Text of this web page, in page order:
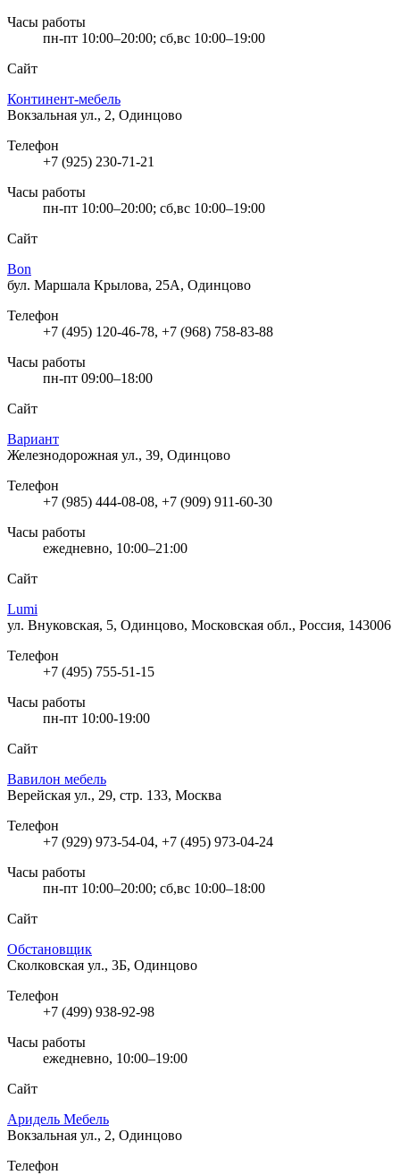
Часы работы
пн-пт 10:00–20:00; сб,вс 10:00–19:00
Сайт
Континент-мебель
Вокзальная ул., 2, Одинцово
Телефон
+7 (925) 230-71-21
Часы работы
пн-пт 10:00–20:00; сб,вс 10:00–19:00
Сайт
Bon
бул. Маршала Крылова, 25А, Одинцово
Телефон
+7 (495) 120-46-78, +7 (968) 758-83-88
Часы работы
пн-пт 09:00–18:00
Сайт
Вариант
Железнодорожная ул., 39, Одинцово
Телефон
+7 (985) 444-08-08, +7 (909) 911-60-30
Часы работы
ежедневно, 10:00–21:00
Сайт
Lumi
ул. Внуковская, 5, Одинцово, Московская обл., Россия, 143006
Телефон
+7 (495) 755-51-15
Часы работы
пн-пт 10:00-19:00
Сайт
Вавилон мебель
Верейская ул., 29, стр. 133, Москва
Телефон
+7 (929) 973-54-04, +7 (495) 973-04-24
Часы работы
пн-пт 10:00–20:00; сб,вс 10:00–18:00
Сайт
Обстановщик
Сколковская ул., 3Б, Одинцово
Телефон
+7 (499) 938-92-98
Часы работы
ежедневно, 10:00–19:00
Сайт
Аридель Мебель
Вокзальная ул., 2, Одинцово
Телефон